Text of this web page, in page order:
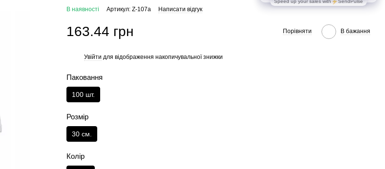
В наявності Артикул: Z-107a Написати відгук
163.44 грн Порівняти В бажання
Увійти для відображення накопичувальної знижки
Паковання
100 шт.
Розмір
30 см.
Колір